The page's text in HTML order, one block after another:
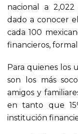
nacional a
dado a conocer
cada 100
financieros,
Para quienes los
son los más
amigos y
en tanto que
institución